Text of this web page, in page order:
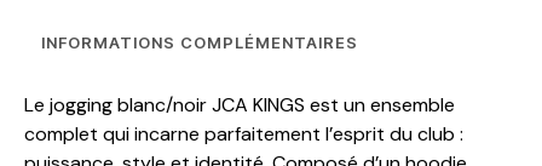
INFORMATIONS COMPLÉMENTAIRES
Le jogging blanc/noir JCA KINGS est un ensemble
complet qui incarne parfaitement l’esprit du club :